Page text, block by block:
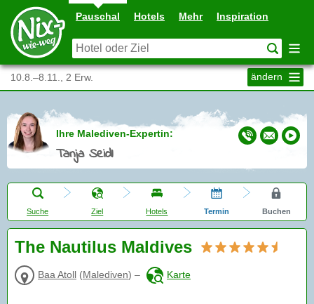
Pauschal Hotels Mehr Inspiration
10.8.–8.11., 2 Erw. ändern
Ihre Malediven-Expertin:
Tanja Seidl
Suche Ziel Hotels Termin Buchen
The Nautilus Maldives
Baa Atoll (Malediven) – Karte